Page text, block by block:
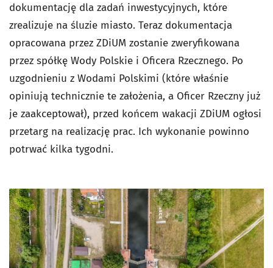
dokumentację dla zadań inwestycyjnych, które
zrealizuje na śluzie miasto. Teraz dokumentacja
opracowana przez ZDiUM zostanie zweryfikowana
przez spółkę Wody Polskie i Oficera Rzecznego. Po
uzgodnieniu z Wodami Polskimi (które właśnie
opiniują technicznie te założenia, a Oficer Rzeczny już
je zaakceptował), przed końcem wakacji ZDiUM ogłosi
przetarg na realizację prac. Ich wykonanie powinno
potrwać kilka tygodni.